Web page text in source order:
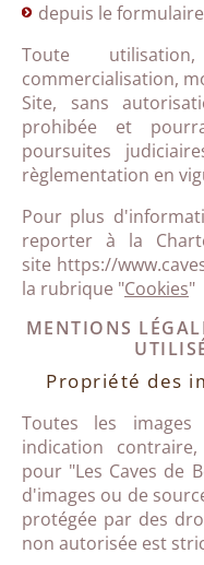
depuis le
Toute
commercialisation,
Site, sans
prohibée et
poursuites
règlementation en
Pour plus
reporter à la
site https://
la rubrique "Cookies"
MENTIONS
Propriété des
Toutes les
indication
pour "Les Caves de
d'images ou de
protégée par des
non autorisée est